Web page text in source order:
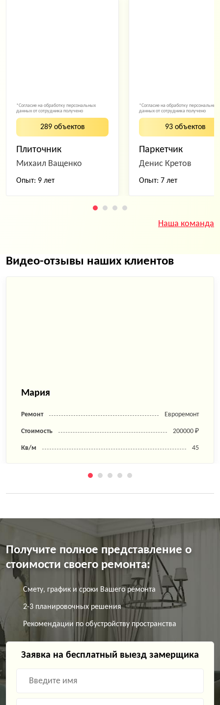
*Согласие на обработку персональных
данных от сотрудника получено
289 объектов
Плиточник
Михаил Ващенко
Опыт: 9 лет
*Согласие на обработку персональных
данных от сотрудника получено
93 объектов
Паркетчик
Денис Кретов
Опыт: 7 лет
Наша команда
Видео-отзывы наших клиентов
Мария
Ремонт Евроремонт
Стоимость 200000 ₽
Кв/м 45
Заявка на бесплатный выезд замерщика
Получите полное представление о
стоимости своего ремонта:
Смету, график и сроки Вашего ремонта
2-3 планировочных решения
Рекомендации по обустройству пространства